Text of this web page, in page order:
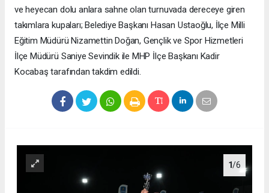
ve heyecan dolu anlara sahne olan turnuvada dereceye giren
takımlara kupaları; Belediye Başkanı Hasan Ustaoğlu, İlçe Milli
Eğitim Müdürü Nizamettin Doğan, Gençlik ve Spor Hizmetleri
İlçe Müdürü Saniye Sevindik ile MHP İlçe Başkanı Kadir
Kocabaş tarafından takdim edildi.
1/6